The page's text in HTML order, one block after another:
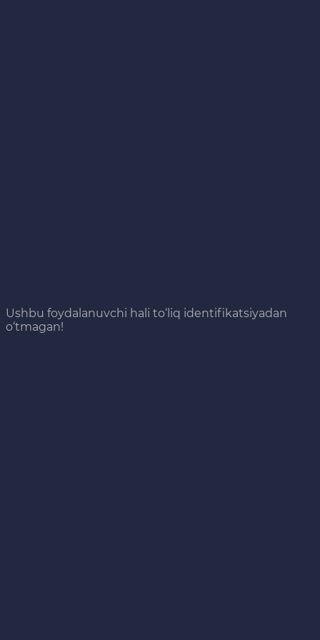
Ushbu foydalanuvchi hali to‘liq identifikatsiyadan
o‘tmagan!